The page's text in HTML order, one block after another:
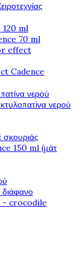
120 ml
70 ml
effect
Cadence
νερού
νερού
σκουριάς
150 ml (μάτ
- crocodile